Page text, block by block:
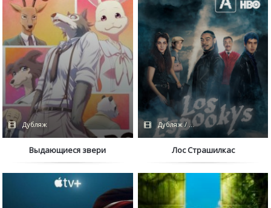
Дубляж
Выдающиеся звери
Дубляж / HBO
Лос Страшилкас